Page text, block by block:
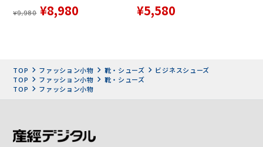
¥9,980 ¥8,980 ¥5,580
TOP ファッション小物 靴・シューズ
ビジネスシューズ
TOP
ファッション小物
靴・シューズ
TOP
ファッション小物